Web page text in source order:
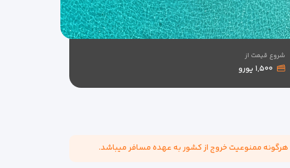
شروع قیمت از
۱,۵۰۰ یورو